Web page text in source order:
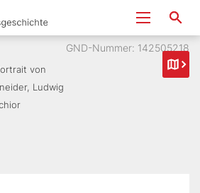
GND-Nummer: 142505218